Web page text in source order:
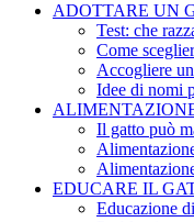
ADOTTARE UN
Test: che
Come
Accogliere
Idee di nomi
Il gatto può
EDUCARE IL
Educazione